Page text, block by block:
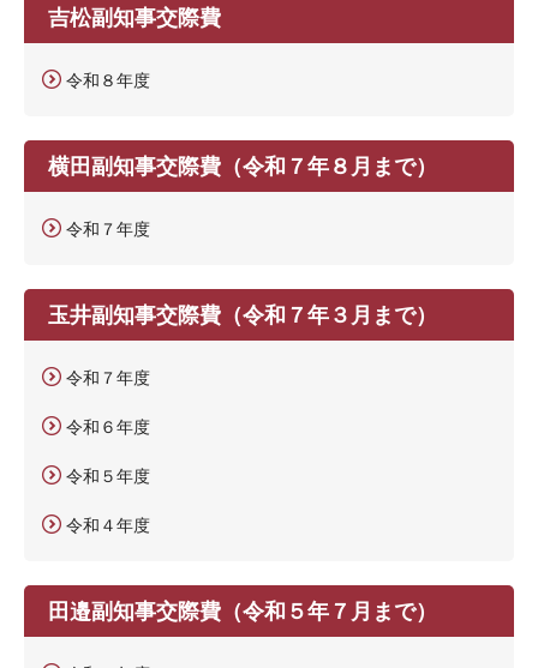
吉松副知事交際費
令和８年度
横田副知事交際費（令和７年８月まで）
令和７年度
玉井副知事交際費（令和７年３月まで）
令和７年度
令和６年度
令和５年度
令和４年度
田邉副知事交際費（令和５年７月まで）